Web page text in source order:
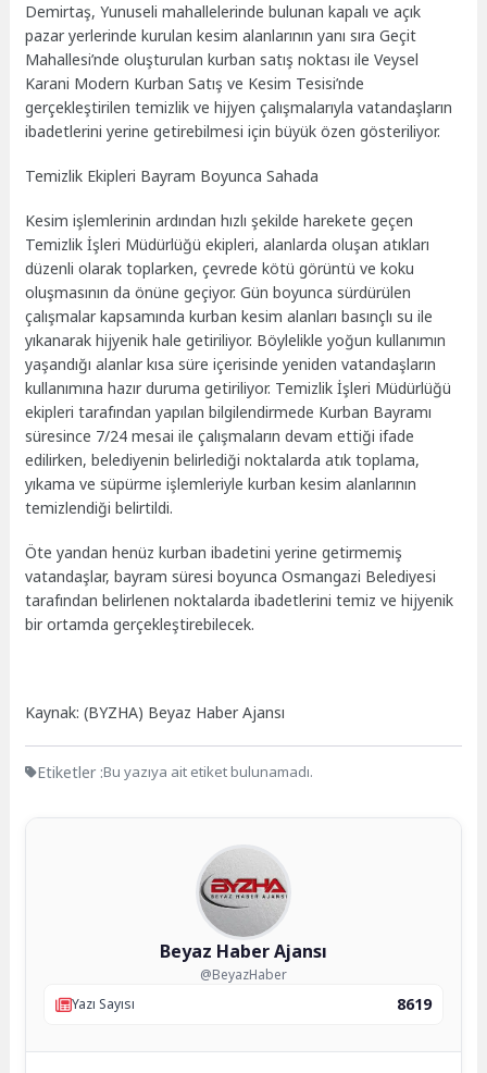
Demirtaş, Yunuseli mahallelerinde bulunan kapalı ve açık
pazar yerlerinde kurulan kesim alanlarının yanı sıra Geçit
Mahallesi’nde oluşturulan kurban satış noktası ile Veysel
Karani Modern Kurban Satış ve Kesim Tesisi’nde
gerçekleştirilen temizlik ve hijyen çalışmalarıyla vatandaşların
ibadetlerini yerine getirebilmesi için büyük özen gösteriliyor.
Temizlik Ekipleri Bayram Boyunca Sahada
Kesim işlemlerinin ardından hızlı şekilde harekete geçen
Temizlik İşleri Müdürlüğü ekipleri, alanlarda oluşan atıkları
düzenli olarak toplarken, çevrede kötü görüntü ve koku
oluşmasının da önüne geçiyor. Gün boyunca sürdürülen
çalışmalar kapsamında kurban kesim alanları basınçlı su ile
yıkanarak hijyenik hale getiriliyor. Böylelikle yoğun kullanımın
yaşandığı alanlar kısa süre içerisinde yeniden vatandaşların
kullanımına hazır duruma getiriliyor. Temizlik İşleri Müdürlüğü
ekipleri tarafından yapılan bilgilendirmede Kurban Bayramı
süresince 7/24 mesai ile çalışmaların devam ettiği ifade
edilirken, belediyenin belirlediği noktalarda atık toplama,
yıkama ve süpürme işlemleriyle kurban kesim alanlarının
temizlendiği belirtildi.
Öte yandan henüz kurban ibadetini yerine getirmemiş
vatandaşlar, bayram süresi boyunca Osmangazi Belediyesi
tarafından belirlenen noktalarda ibadetlerini temiz ve hijyenik
bir ortamda gerçekleştirebilecek.
Kaynak: (BYZHA) Beyaz Haber Ajansı
Etiketler :Bu yazıya ait etiket bulunamadı.
Beyaz Haber Ajansı
@BeyazHaber
Yazı Sayısı
8619